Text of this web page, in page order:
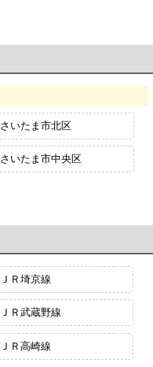
さいたま市北区
さいたま市中央区
ＪＲ埼京線
ＪＲ武蔵野線
ＪＲ高崎線